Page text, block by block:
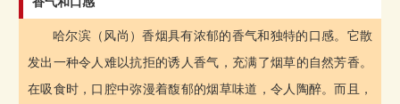
哈尔滨（风尚）香烟具有浓郁的香气和独特的口感。它散
发出一种令人难以抗拒的诱人香气，充满了烟草的自然芳香。
在吸食时，口腔中弥漫着馥郁的烟草味道，令人陶醉。而且，